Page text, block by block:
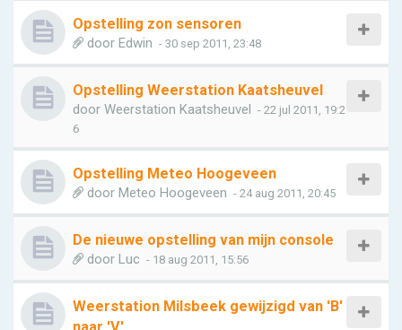
Opstelling zon sensoren
door Edwin - 30 sep 2011, 23:48
Opstelling Weerstation Kaatsheuvel
door Weerstation Kaatsheuvel - 22 jul 2011, 19:2
6
Opstelling Meteo Hoogeveen
door Meteo Hoogeveen - 24 aug 2011, 20:45
De nieuwe opstelling van mijn console
door Luc - 18 aug 2011, 15:56
Weerstation Milsbeek gewijzigd van 'B'